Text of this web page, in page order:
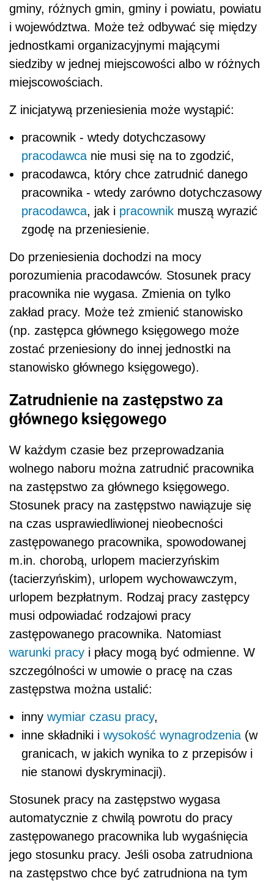
gminy, różnych gmin, gminy i powiatu, powiatu
i województwa. Może też odbywać się między
jednostkami organizacyjnymi mającymi
siedziby w jednej miejscowości albo w różnych
miejscowościach.
Z inicjatywą przeniesienia może wystąpić:
pracownik - wtedy dotychczasowy
pracodawca nie musi się na to zgodzić,
pracodawca, który chce zatrudnić danego
pracownika - wtedy zarówno dotychczasowy
pracodawca, jak i pracownik muszą wyrazić
zgodę na przeniesienie.
Do przeniesienia dochodzi na mocy
porozumienia pracodawców. Stosunek pracy
pracownika nie wygasa. Zmienia on tylko
zakład pracy. Może też zmienić stanowisko
(np. zastępca głównego księgowego może
zostać przeniesiony do innej jednostki na
stanowisko głównego księgowego).
Zatrudnienie na zastępstwo za
głównego księgowego
W każdym czasie bez przeprowadzania
wolnego naboru można zatrudnić pracownika
na zastępstwo za głównego księgowego.
Stosunek pracy na zastępstwo nawiązuje się
na czas usprawiedliwionej nieobecności
zastępowanego pracownika, spowodowanej
m.in. chorobą, urlopem macierzyńskim
(tacierzyńskim), urlopem wychowawczym,
urlopem bezpłatnym. Rodzaj pracy zastępcy
musi odpowiadać rodzajowi pracy
zastępowanego pracownika. Natomiast
warunki pracy i płacy mogą być odmienne. W
szczególności w umowie o pracę na czas
zastępstwa można ustalić:
inny wymiar czasu pracy,
inne składniki i wysokość wynagrodzenia (w
granicach, w jakich wynika to z przepisów i
nie stanowi dyskryminacji).
Stosunek pracy na zastępstwo wygasa
automatycznie z chwilą powrotu do pracy
zastępowanego pracownika lub wygaśnięcia
jego stosunku pracy. Jeśli osoba zatrudniona
na zastępstwo chce być zatrudniona na tym